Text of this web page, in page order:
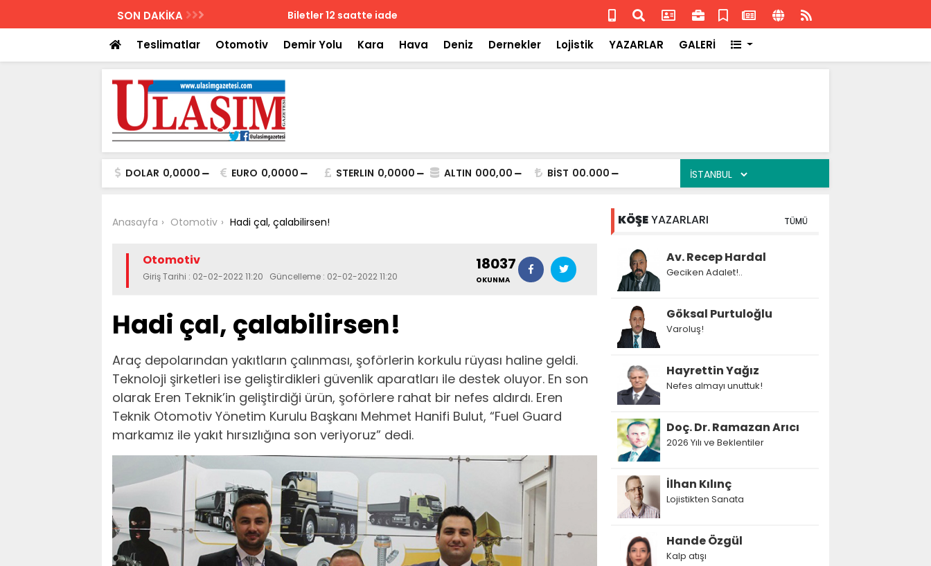
SON DAKİKA Biletler 12 saatte iade Isuzu'nun Fransa'daki başarısı
Teslimatlar Otomotiv Demir Yolu Kara Hava Deniz Dernekler Lojistik YAZARLAR GALERİ
DOLAR 0,0000 EURO 0,0000 STERLIN 0,0000 ALTIN 000,00 BİST 00.000
Anasayfa Otomotiv Hadi çal, çalabilirsen!
Otomotiv
Giriş Tarihi : 02-02-2022 11:20 Güncelleme : 02-02-2022 11:20
18037
OKUNMA
Hadi çal, çalabilirsen!
Araç depolarından yakıtların çalınması, şoförlerin korkulu rüyası haline geldi.
Teknoloji şirketleri ise geliştirdikleri güvenlik aparatları ile destek oluyor. En son
olarak Eren Teknik’in geliştirdiği ürün, şoförlere rahat bir nefes aldırdı. Eren
Teknik Otomotiv Yönetim Kurulu Başkanı Mehmet Hanifi Bulut, “Fuel Guard
markamız ile yakıt hırsızlığına son veriyoruz” dedi.
KÖŞEYAZARLARI TÜMÜ
Av. Recep Hardal
Geciken Adalet!..
Göksal Purtuloğlu
Varoluş!
Hayrettin Yağız
Nefes almayı unuttuk!
Doç. Dr. Ramazan Arıcı
2026 Yılı ve Beklentiler
İlhan Kılınç
Lojistikten Sanata
Hande Özgül
Kalp atışı